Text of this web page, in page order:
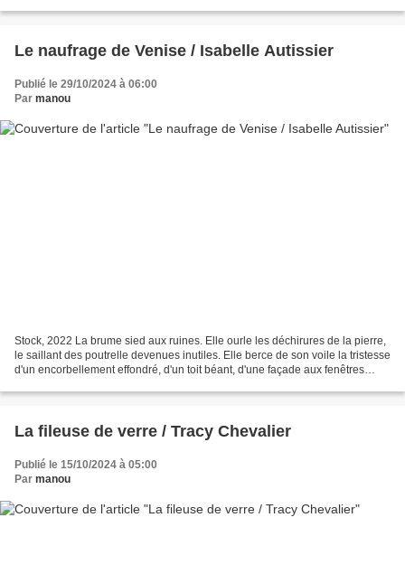
Le naufrage de Venise / Isabelle Autissier
Publié le 29/10/2024 à 06:00
Par manou
Stock, 2022 La brume sied aux ruines. Elle ourle les déchirures de la pierre,
le saillant des poutrelle devenues inutiles. Elle berce de son voile la tristesse
d'un encorbellement effondré, d'un toit béant, d'une façade aux fenêtres
La fileuse de verre / Tracy Chevalier
Publié le 15/10/2024 à 05:00
Par manou